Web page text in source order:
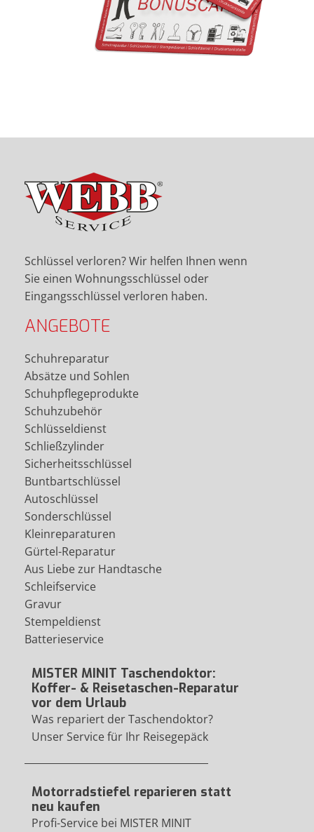
Schlüssel verloren? Wir helfen Ihnen wenn
Sie einen Wohnungsschlüssel oder
Eingangsschlüssel verloren haben.
ANGEBOTE
Schuhreparatur
Absätze und Sohlen
Schuhpflegeprodukte
Schuhzubehör
Schlüsseldienst
Schließzylinder
Sicherheitsschlüssel
Buntbartschlüssel
Autoschlüssel
Sonderschlüssel
Kleinreparaturen
Gürtel-Reparatur
Aus Liebe zur Handtasche
Schleifservice
Gravur
Stempeldienst
Batterieservice
MISTER MINIT Taschendoktor:
Koffer- & Reisetaschen-Reparatur
vor dem Urlaub
Was repariert der Taschendoktor?
Unser Service für Ihr Reisegepäck
Motorradstiefel reparieren statt
neu kaufen
Profi-Service bei MISTER MINIT